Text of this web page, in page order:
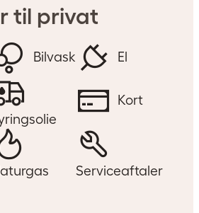
til privat
Bilvask El
Kort
Serviceaftaler